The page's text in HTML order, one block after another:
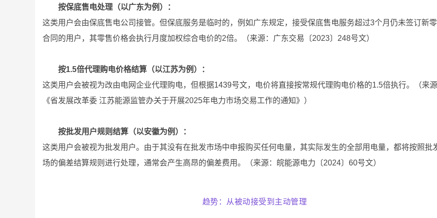
按保底售电处理（以广东为例）：
这类用户会由保底售电公司接管。但保底服务是临时的，例如广东规定，接受保底售电服务超过3个月仍未签订新
合同的用户，其零售价格会执行月度加权综合电价的2倍。（来源：广东交易〔2023〕248号文）
按1.5倍代理购电价格结算（以江苏为例）：
这类用户会被视为改由电网企业代理购电，但根据1439号文，电价将直接按常规代理购电价格的1.5倍执行。（来源
《省发展改革委 江苏能源监管办关于开展2025年电力市场交易工作的通知》）
按批发用户规则结算（以安徽为例）：
这类用户会被视为批发用户。由于其没有在批发市场中申报购买任何电量，其实际发生的全部用电量，都将按照批
场的偏差结算规则进行处理，通常会产生高昂的偏差费用。（来源：皖能源电力〔2024〕60号文）
趋势：从被动接受到主动管理